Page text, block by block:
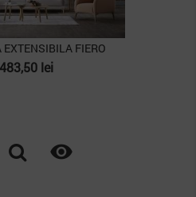
EXTENSIBILA FIERO
lei
